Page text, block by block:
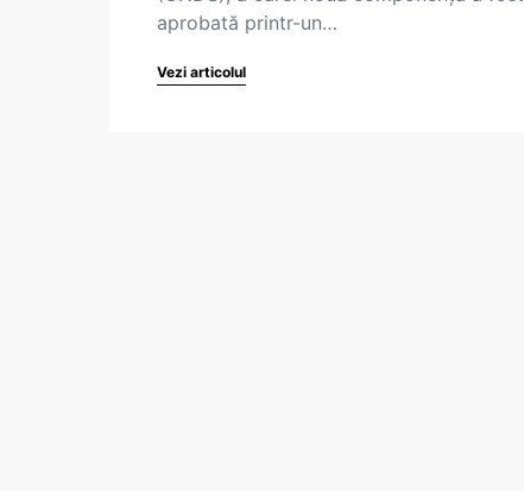
aprobată printr-un…
Vezi articolul